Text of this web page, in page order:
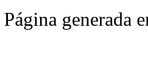
Página generada